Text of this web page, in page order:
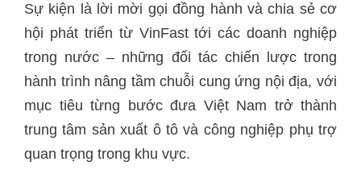
Sự kiện là lời mời gọi đồng hành và chia sẻ cơ
hội phát triển từ VinFast tới các doanh nghiệp
trong nước – những đối tác chiến lược trong
hành trình nâng tầm chuỗi cung ứng nội địa, với
mục tiêu từng bước đưa Việt Nam trở thành
trung tâm sản xuất ô tô và công nghiệp phụ trợ
quan trọng trong khu vực.